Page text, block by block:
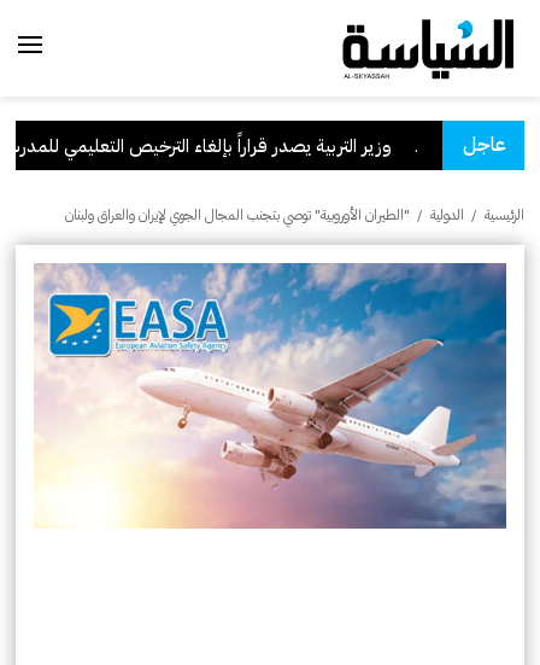
عاجل
السعودية . وزير التربية يصدر قراراً بإلغاء الترخيص التعليمي للمدرسة
الرئيسية / الدولية / "الطيران الأوروبية" توصي بتجنب المجال الجوي لإيران والعراق ولبنان